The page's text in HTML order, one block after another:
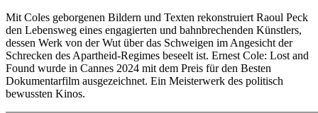
Mit Coles geborgenen Bildern und Texten rekonstruiert Raoul Peck
den Lebensweg eines engagierten und bahnbrechenden Künstlers,
dessen Werk von der Wut über das Schweigen im Angesicht der
Schrecken des Apartheid-Regimes beseelt ist. Ernest Cole: Lost and
Found wurde in Cannes 2024 mit dem Preis für den Besten
Dokumentarfilm ausgezeichnet. Ein Meisterwerk des politisch
bewussten Kinos.